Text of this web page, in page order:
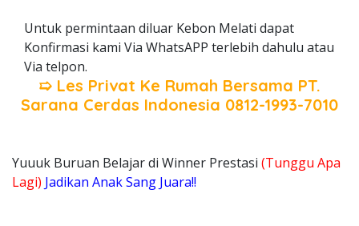
Untuk permintaan diluar Kebon Melati dapat
Konfirmasi kami Via WhatsAPP terlebih dahulu atau
Via telpon.
➯ Les Privat Ke Rumah Bersama PT.
Sarana Cerdas Indonesia 0812-1993-7010
Yuuuk Buruan Belajar di Winner Prestasi (Tunggu Apa
Lagi) Jadikan Anak Sang Juara!!